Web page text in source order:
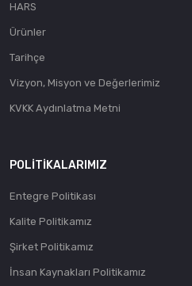
HARS
Ürünler
Tarihçe
Vizyon, Misyon ve Değerlerimiz
KVKK Aydınlatma Metni
POLITIKALARIMIZ
Entegre Politikası
Kalite Politikamız
Şirket Politikamız
İnsan Kaynakları Politikamız